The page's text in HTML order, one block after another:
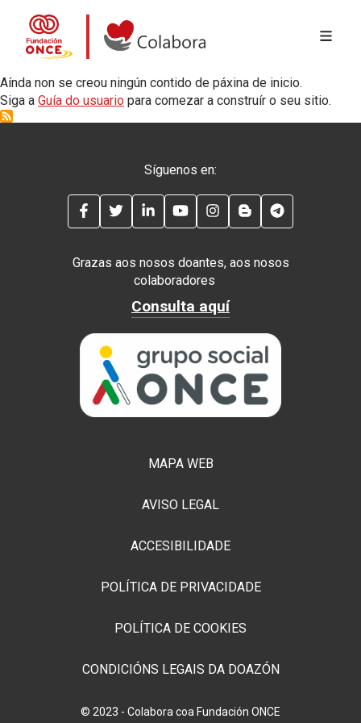
Colabora con la Fundación ONCE
Ir o contido principal
Aínda non se creou ningún contido de páxina de inicio.
Siga a Guía do usuario para comezar a construír o seu sitio.
Síguenos en:
FACEBOOKTWITTERLINKEDINYOUTUBEINSTAGRAM
BLOG
Grazas aos nosos doantes, aos nosos
colaboradores
Consulta aquí
MAPA WEB
AVISO LEGAL
ACCESIBILIDADE
POLÍTICA DE PRIVACIDADE
POLÍTICA DE COOKIES
CONDICIÓNS LEGAIS DA DOAZÓN
© 2023 - Colabora coa Fundación ONCE